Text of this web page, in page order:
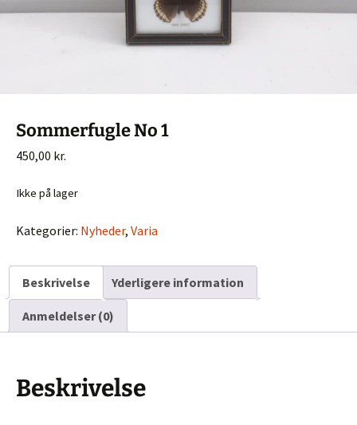
Sommerfugle No 1
450,00 kr.
Ikke på lager
Kategorier: Nyheder, Varia
Beskrivelse Yderligere information
Anmeldelser (0)
Beskrivelse